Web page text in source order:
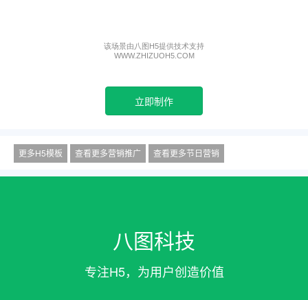
立即制作
更多H5模板 查看更多营销推广 查看更多节日营销
八图科技
专注H5，为用户创造价值